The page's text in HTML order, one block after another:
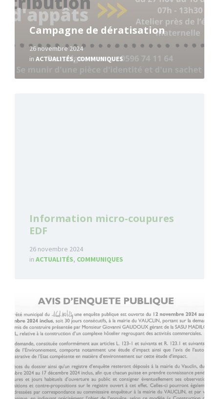
Campagne de dératisation
26 novembre 2024
in ACTUALITÉS,COMMUNIQUES
Information micro-coupures
EDF
26 novembre 2024
in ACTUALITÉS, COMMUNIQUES